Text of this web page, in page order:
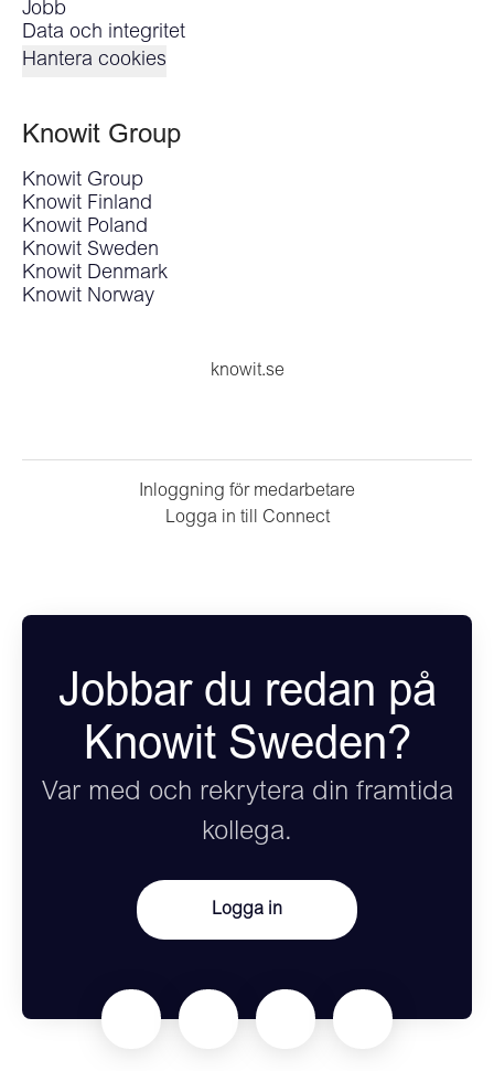
Jobb
Data och integritet
Hantera cookies
Knowit Group
Knowit Group
Knowit Finland
Knowit Poland
Knowit Sweden
Knowit Denmark
Knowit Norway
knowit.se
Inloggning för medarbetare
Logga in till Connect
Jobbar du redan på
Knowit Sweden?
Var med och rekrytera din framtida
kollega.
Logga in